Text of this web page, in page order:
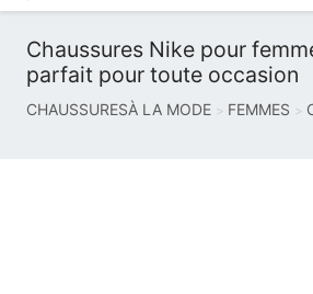
Chaussures Nike pour
parfait pour toute occasion
CHAUSSURESÀ LA MODE FEMMES